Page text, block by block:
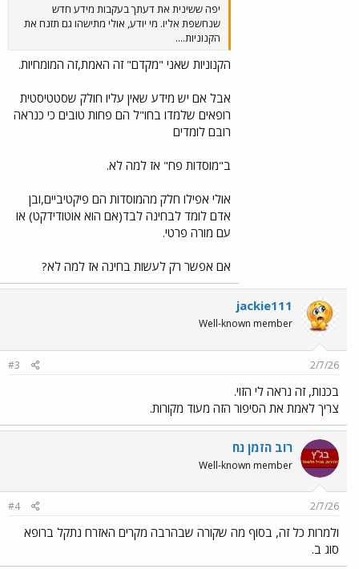
יפה ששינית את דעתך בעקבות מידע חדש
שנחשפת אליו. מי יודע, אולי מתישהו גם תזנח את
הקנוניות....
הקנוניות שאני "מקדם" זה האמת,זה המומחיות.
אבל אם יש מידע שאין עליו חולק שסטטיסטית
רופאים שלמדו בחו"ל הם פחות טובים כי כנראה
רובם לומדים
ב"מוסדות פח" אז למה לא.
אולי אפילו חלק מהמוסדות הם פיקטיביים,ובן
אדם לומד לבחינה לבד(אם הוא אוטודידקט) או
עם מורה פרטי.
אם אפשר רק לעשות בחינה אז למה לא?
jackie111
Well-known member
2/7/26
#3
בכנות, זה נראה לי הזוי.
צריך לאמת את הסיפור הזה מעוד מקורות.
רוב הזמן נח
Well-known member
2/7/26
#4
ולמרות כל זה, בסוף מה שקורה שבהרבה מקרים האזרח נתקל ברופא
סוג ב.